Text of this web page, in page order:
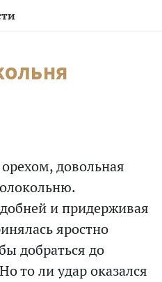
довольная
и придерживая
яростно
добраться до
то ли удар оказался